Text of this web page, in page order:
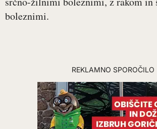
boleznimi.
REKLAMNO SPOROČILO